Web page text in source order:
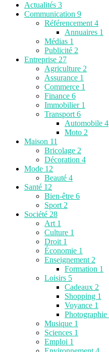
Actualités 3
Communication 9
Référencement 4
Annuaires 1
Médias 1
Publicité 2
Entreprise 27
Agriculture 2
Assurance 1
Commerce 1
Finance 6
Immobilier 1
Transport 6
Automobile 4
Moto 2
Maison 11
Bricolage 2
Décoration 4
Mode 12
Beauté 4
Santé 12
Bien-être 6
Sport 2
Société 28
Art 1
Culture 1
Droit 1
Économie 1
Enseignement 2
Formation 1
Loisirs 5
Cadeaux 2
Shopping 1
Voyance 1
Photographie
Musique 1
Sciences 1
Emploi 1